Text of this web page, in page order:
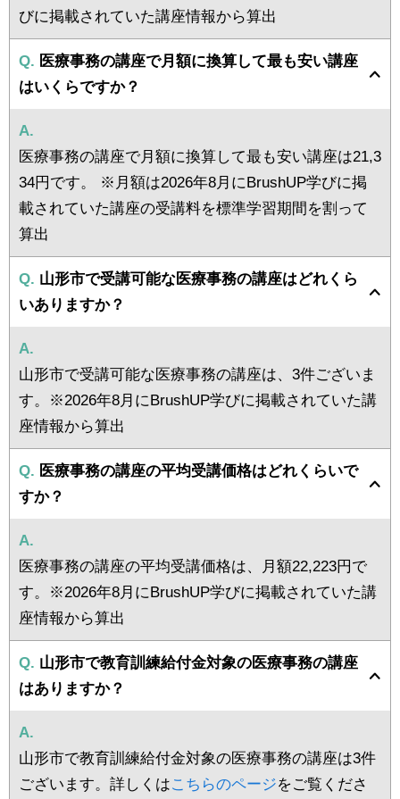
びに掲載されていた講座情報から算出
Q. 医療事務の講座で月額に換算して最も安い講座
はいくらですか？
A.
医療事務の講座で月額に換算して最も安い講座は21,3
34円です。 ※月額は2026年8月にBrushUP学びに掲
載されていた講座の受講料を標準学習期間を割って
算出
Q. 山形市で受講可能な医療事務の講座はどれくら
いありますか？
A.
山形市で受講可能な医療事務の講座は、3件ございま
す。※2026年8月にBrushUP学びに掲載されていた講
座情報から算出
Q. 医療事務の講座の平均受講価格はどれくらいで
すか？
A.
医療事務の講座の平均受講価格は、月額22,223円で
す。※2026年8月にBrushUP学びに掲載されていた講
座情報から算出
Q. 山形市で教育訓練給付金対象の医療事務の講座
はありますか？
A.
山形市で教育訓練給付金対象の医療事務の講座は3件
ございます。詳しくはこちらのページをご覧くださ